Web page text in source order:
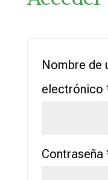
Nombre de
electrónico
Contraseña